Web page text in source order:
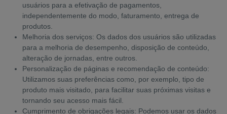
usuários para a efetivação de pagamentos,
independentemente do modo, faturamento, entrega de
produtos.
Melhoria dos serviços: Os dados dos usuários são utilizadas
para a melhoria de desempenho, disposição de conteúdo,
alteração de jornadas, entre outros.
Personalização de páginas e recomendação de conteúdo:
Utilizamos suas preferências como, por exemplo, tipo de
produto mais visitado, para facilitar suas próximas visitas e
tornando seu acesso mais fácil.
Cumprimento de obrigações legais: Podemos usar os dados